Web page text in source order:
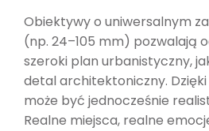
Obiektywy o uniwersalnym
(np. 24–105 mm) pozwalają
szeroki plan urbanistyczny,
detal architektoniczny.
może być jednocześnie
Realne miejsca, realne